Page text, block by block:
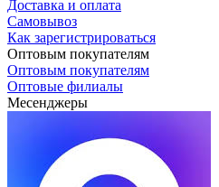
Доставка и оплата
Самовывоз
Как зарегистрироваться
Оптовым покупателям
Оптовым покупателям
Оптовые филиалы
Месенджеры